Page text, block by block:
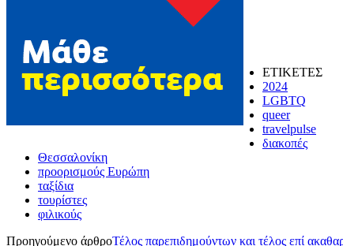
ΕΤΙΚΕΤΕΣ
2024
LGBTQ
queer
travelpulse
διακοπές
Θεσσαλονίκη
προορισμούς Ευρώπη
ταξίδια
τουρίστες
φιλικούς
Προηγούμενο άρθροΤέλος παρεπιδημούντων και τέλος επί